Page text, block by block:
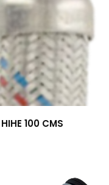
100 CMS